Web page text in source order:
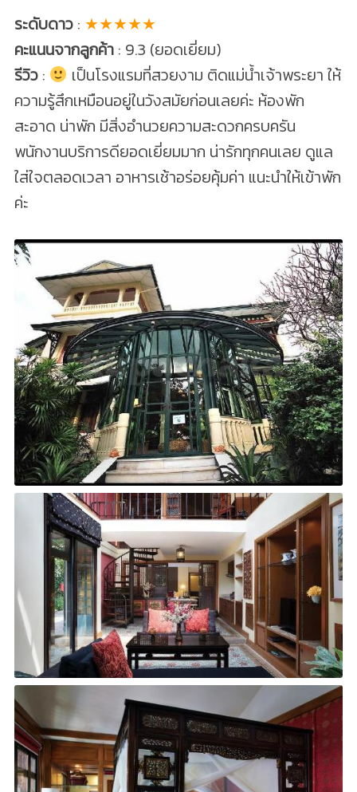
ระดับดาว: ★★★★★
คะแนนจากลูกค้า: 9.3 (ยอดเยี่ยม)
รีวิว:
เป็นโรงแรมที่สวยงาม ติดแม่น้ำเจ้าพระยา ให้
ความรู้สึกเหมือนอยู่ในวังสมัยก่อนเลยค่ะ ห้องพัก
สะอาด น่าพัก มีสิ่งอำนวยความสะดวกครบครัน
พนักงานบริการดียอดเยี่ยมมาก น่ารักทุกคนเลย ดูแล
ใส่ใจตลอดเวลา อาหารเช้าอร่อยคุ้มค่า แนะนำให้เข้าพัก
ค่ะ